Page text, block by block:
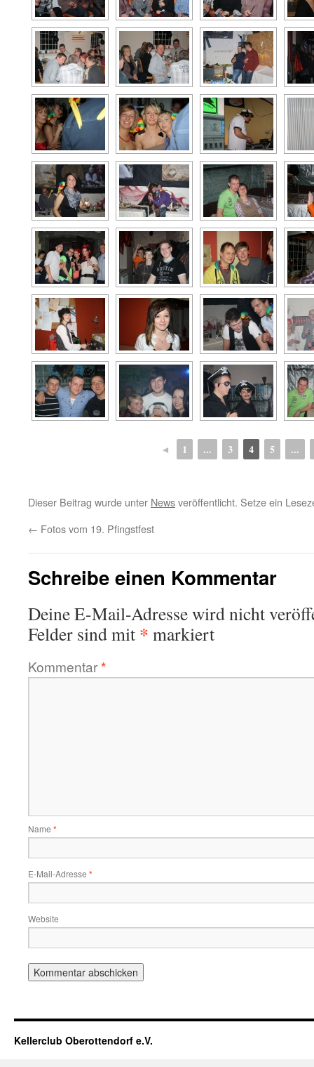
◄ 1 ... 3 4 5 ...
Dieser Beitrag wurde unter Newsveröffentlicht. Setze ein
← Fotos vom 19. Pfingstfest
Schreibe einen Kommentar
Deine E-Mail-Adresse wird nicht
Felder sind mit * markiert
Kommentar*
Name *
E-Mail-Adresse *
Website
Kellerclub Oberottendorf e.V.